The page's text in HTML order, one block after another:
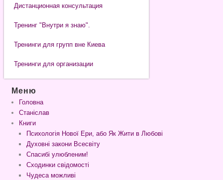
Дистанционная консультация
Тренинг "Внутри я знаю".
Тренинги для групп вне Киева
Тренинги для организации
Меню
Головна
Станіслав
Книги
Психологія Нової Ери, або Як Жити в Любові
Духовні закони Всесвіту
Спасибі улюбленим!
Сходинки свідомості
Чудеса можливі